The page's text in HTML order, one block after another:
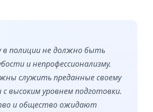
в полиции не должно быть
и непрофессионализму.
служить преданные своему
с высоким уровнем подготовки.
и общество ожидают